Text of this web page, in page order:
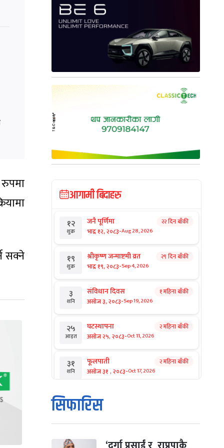
सक्ने
आगामी बिदाहरु
१२
शुक्र
जनै पूर्णिमा
भाद्र १२, २०८३-Aug 28, 2026
२२ दिन बाँकी
१९
शुक्र
श्रीकृष्ण जन्माष्टमी व्रत
भाद्र १९, २०८३-Sep 4, 2026
२९ दिन बाँकी
३
शनि
संविधान दिवस
असोज ३, २०८३-Sep 19, 2026
१ महिना बाँकी
२५
आइत
घटस्थापना
असोज २५, २०८३-Oct 11, 2026
२ महिना बाँकी
३१
शनि
फूलपाती
असोज ३१ , २०८३-Oct 17, 2026
२ महिना बाँकी
१
आइत
कार्तिक सङ्क्रान्ति
कार्तिक १, २०८३
मंगल कार्तिक ३, २०८३ -Oct 20, 2026
सिफारिस